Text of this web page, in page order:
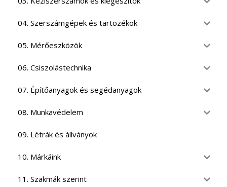
04. Szerszámgépek és tartozékok
05. Mérőeszközök
06. Csiszolástechnika
07. Építőanyagok és segédanyagok
08. Munkavédelem
09. Létrák és állványok
10. Márkáink
11. Szakmák szerint